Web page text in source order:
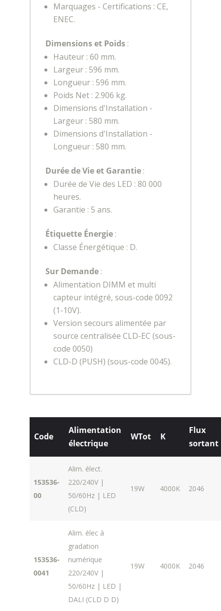
Marquages - Certifications : CE,
ENEC.
Dimensions et Poids:
Hauteur : 60 mm.
Largeur : 596 mm.
Longueur : 596 mm.
Poids Net : 2.906 kg.
Dimensions d'Installation -
Largeur : 580 mm.
Dimensions d'Installation -
Longueur : 580 mm.
Durée de Vie et Garantie:
Durée de Vie des LED : 80 000
heures.
Garantie : 5 ans.
Étiquette Énergie:
Classe Énergétique : D.
Sur Demande:
Alimentation DIMM et multi
capteur intégré, sous-code 0092
(1-10V).
Version secours alimentée par
source centralisée CLD-EC (sous-
code 0050)
CLD-D (PUSH) (sous-code 0045).
Code
Alimentation
électrique
WTot K
Flux
sortant
153536-
00
Alim. élect.
220/240V |
50/60Hz | LED
(CLD)
19W 4000K 2046
153536-
0041
Alim. élec à
gradation
numérique
220/240V |
50/60Hz | LED |
DALI (CLD D D)
19W 4000K 2046